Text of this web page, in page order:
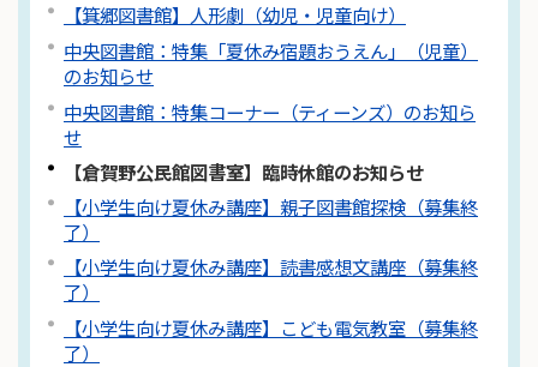
【箕郷図書館】人形劇（幼児・児童向け）
中央図書館：特集「夏休み宿題おうえん」（児童）
のお知らせ
中央図書館：特集コーナー（ティーンズ）のお知ら
せ
【倉賀野公民館図書室】臨時休館のお知らせ
【小学生向け夏休み講座】親子図書館探検（募集終
了）
【小学生向け夏休み講座】読書感想文講座（募集終
了）
【小学生向け夏休み講座】こども電気教室（募集終
了）